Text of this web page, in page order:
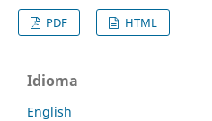
PDF
HTML
Idioma
English